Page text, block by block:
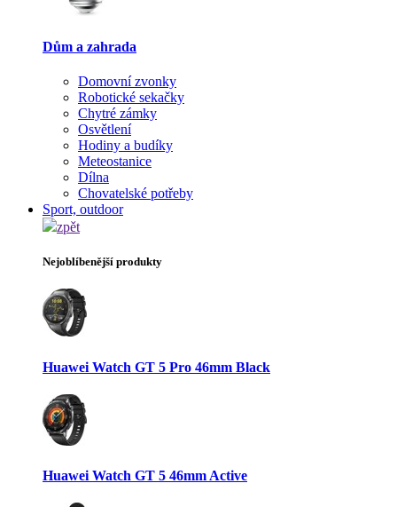
Dům a zahrada
Domovní zvonky
Robotické sekačky
Chytré zámky
Osvětlení
Hodiny a budíky
Meteostanice
Dílna
Chovatelské potřeby
Sport, outdoor
zpět
Nejoblíbenější produkty
Huawei Watch GT 5 Pro 46mm Black
Huawei Watch GT 5 46mm Active